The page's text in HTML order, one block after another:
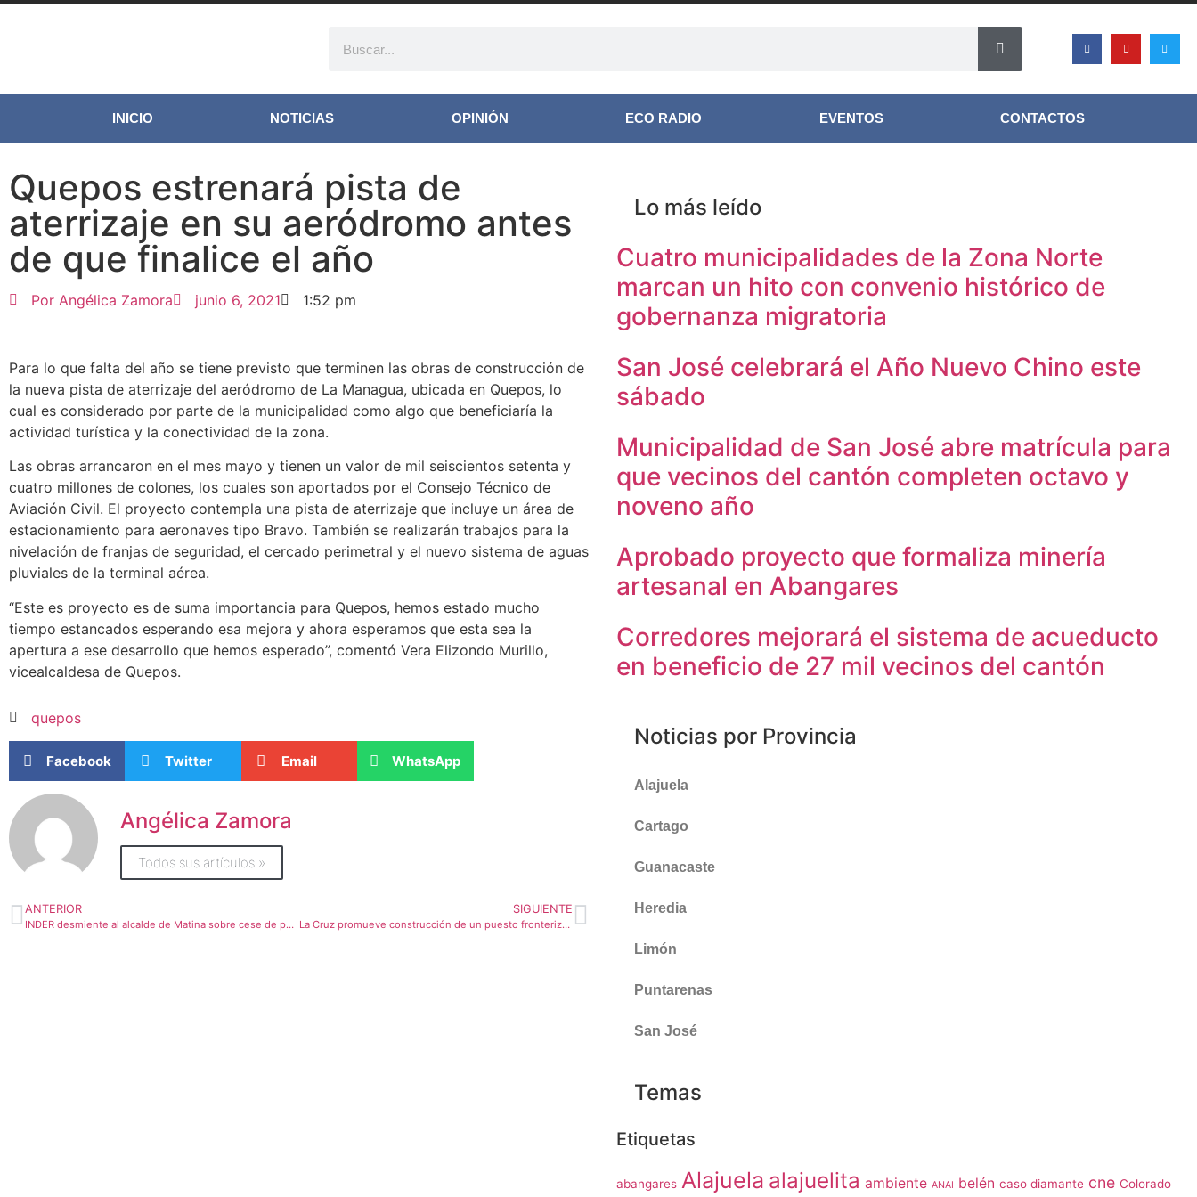
INICIO NOTICIAS OPINIÓN ECO RADIO EVENTOS CONTACTOS
Quepos estrenará pista de
aterrizaje en su aeródromo antes
de que finalice el año
Por Angélica Zamora junio 6, 2021 1:52 pm
Para lo que falta del año se tiene previsto que terminen las obras de construcción de
la nueva pista de aterrizaje del aeródromo de La Managua, ubicada en Quepos, lo
cual es considerado por parte de la municipalidad como algo que beneficiaría la
actividad turística y la conectividad de la zona.
Las obras arrancaron en el mes mayo y tienen un valor de mil seiscientos setenta y
cuatro millones de colones, los cuales son aportados por el Consejo Técnico de
Aviación Civil. El proyecto contempla una pista de aterrizaje que incluye un área de
estacionamiento para aeronaves tipo Bravo. También se realizarán trabajos para la
nivelación de franjas de seguridad, el cercado perimetral y el nuevo sistema de aguas
pluviales de la terminal aérea.
“Este es proyecto es de suma importancia para Quepos, hemos estado mucho
tiempo estancados esperando esa mejora y ahora esperamos que esta sea la
apertura a ese desarrollo que hemos esperado”, comentó Vera Elizondo Murillo,
vicealcaldesa de Quepos.
quepos
Facebook Twitter Email WhatsApp
Angélica Zamora
Todos sus artículos »
ANTERIOR
INDER desmiente al alcalde de Matina sobre cese de personal
SIGUIENTE
La Cruz promueve construcción de un puesto fronterizo turístico en Conventillos
Lo más leído
Cuatro municipalidades de la Zona Norte
marcan un hito con convenio histórico de
gobernanza migratoria
San José celebrará el Año Nuevo Chino este
sábado
Municipalidad de San José abre matrícula para
que vecinos del cantón completen octavo y
noveno año
Aprobado proyecto que formaliza minería
artesanal en Abangares
Corredores mejorará el sistema de acueducto
en beneficio de 27 mil vecinos del cantón
Noticias por Provincia
Alajuela
Cartago
Guanacaste
Heredia
Limón
Puntarenas
San José
Temas
Etiquetas
abangares Alajuela alajuelita ambiente ANAI belén caso diamante cne Colorado